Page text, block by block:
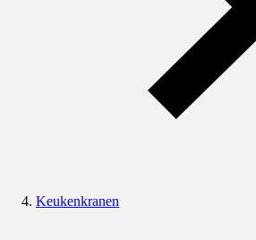
Keukenkranen